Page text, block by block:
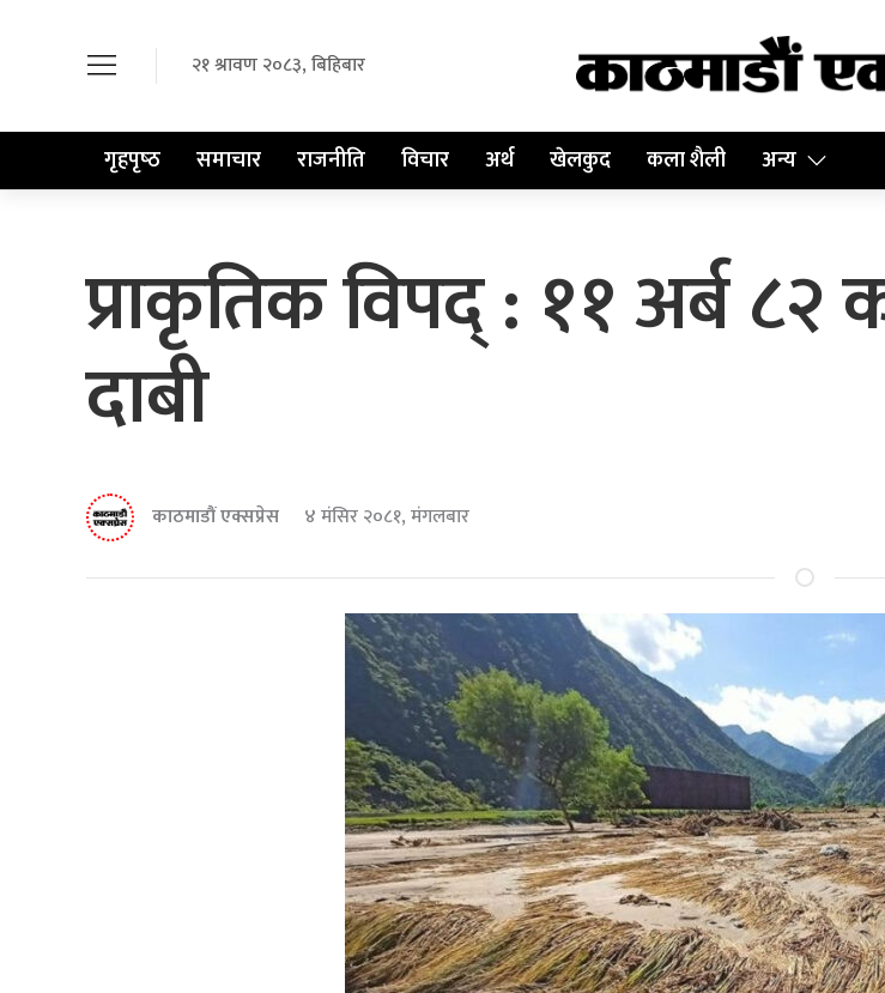
२१ श्रावण २०८३, बिहिबार
गृहपृष्‍ठ समाचार राजनीति विचार अर्थ खेलकुद कला शैली अन्य
प्राकृतिक विपद् : ११ अर्ब ८२
दाबी
काठमाडौं एक्सप्रेस ४ मंसिर २०८१, मंगलबार